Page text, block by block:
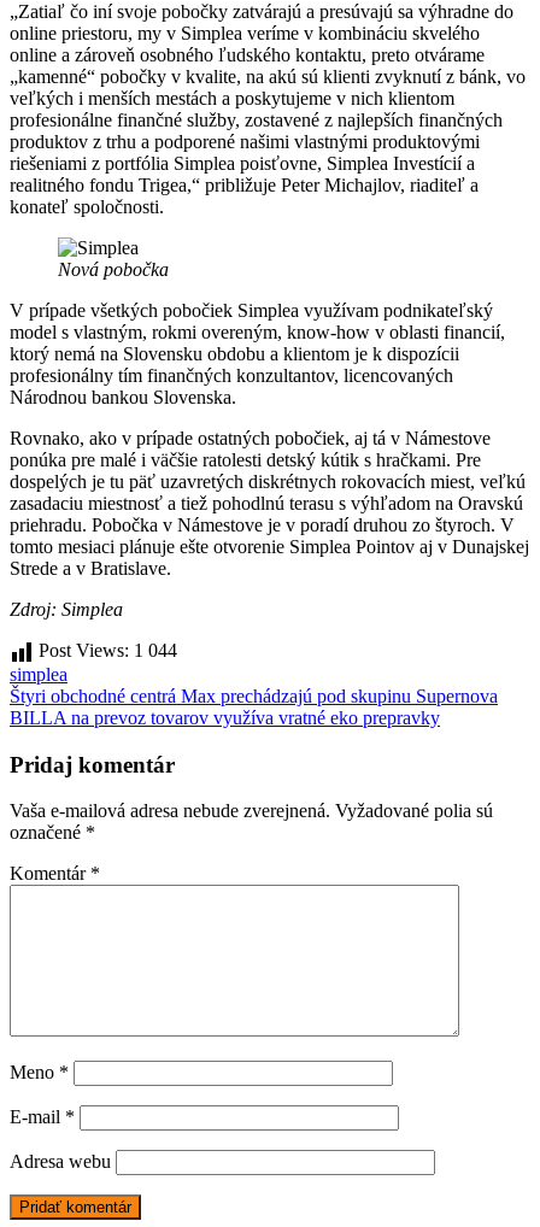
„Zatiaľ čo iní svoje pobočky zatvárajú a presúvajú sa výhradne do
online priestoru, my v Simplea veríme v kombináciu skvelého
online a zároveň osobného ľudského kontaktu, preto otvárame
„kamenné“ pobočky v kvalite, na akú sú klienti zvyknutí z bánk, vo
veľkých i menších mestách a poskytujeme v nich klientom
profesionálne finančné služby, zostavené z najlepších finančných
produktov z trhu a podporené našimi vlastnými produktovými
riešeniami z portfólia Simplea poisťovne, Simplea Investícií a
realitného fondu Trigea,“ približuje Peter Michajlov, riaditeľ a
konateľ spoločnosti.
Nová pobočka
V prípade všetkých pobočiek Simplea využívam podnikateľský
model s vlastným, rokmi overeným, know-how v oblasti financií,
ktorý nemá na Slovensku obdobu a klientom je k dispozícii
profesionálny tím finančných konzultantov, licencovaných
Národnou bankou Slovenska.
Rovnako, ako v prípade ostatných pobočiek, aj tá v Námestove
ponúka pre malé i väčšie ratolesti detský kútik s hračkami. Pre
dospelých je tu päť uzavretých diskrétnych rokovacích miest, veľkú
zasadaciu miestnosť a tiež pohodlnú terasu s výhľadom na Oravskú
priehradu. Pobočka v Námestove je v poradí druhou zo štyroch. V
tomto mesiaci plánuje ešte otvorenie Simplea Pointov aj v Dunajskej
Strede a v Bratislave.
Zdroj: Simplea
Post Views: 1 044
simplea
Navigácia
v
článku
Štyri obchodné centrá Max prechádzajú pod skupinu Supernova
BILLA na prevoz tovarov využíva vratné eko prepravky
Pridaj komentár
Vaša e-mailová adresa nebude zverejnená. Vyžadované polia sú
označené *
Komentár *
Meno *
E-mail *
Adresa webu